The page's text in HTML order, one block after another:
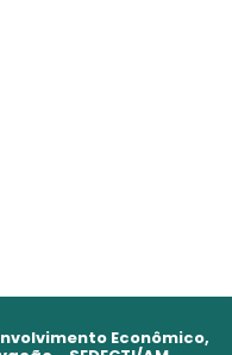
Econômico,